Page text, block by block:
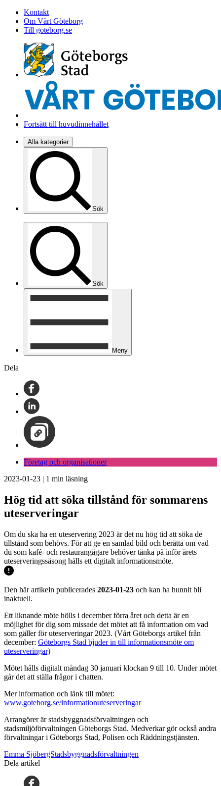
Kontakt
Om Vårt Göteborg
Till goteborg.se
Fortsätt till huvudinnehållet
Alla kategorier
Sök
Sök
Meny
Dela
Företag och organisationer
2023-01-23 | 1 min läsning
Hög tid att söka tillstånd för sommarens
uteserveringar
Om du ska ha en uteservering 2023 är det nu hög tid att söka de
tillstånd som behövs. För att ge en samlad bild och berätta om vad
du som kafé- och restaurangägare behöver tänka på inför årets
uteserveringssäsong hålls ett digitalt informationsmöte.
Den här artikeln publicerades 2023-01-23 och kan ha hunnit bli
inaktuell.
Ett liknande möte hölls i december förra året och detta är en
möjlighet för dig som missade det mötet att få information om vad
som gäller för uteserveringar 2023. (Vårt Göteborgs artikel från
december: Göteborgs Stad bjuder in till informationsmöte om
uteserveringar)
Mötet hålls digitalt måndag 30 januari klockan 9 till 10. Under mötet
går det att ställa frågor i chatten.
Mer information och länk till mötet:
www.goteborg.se/informationuteserveringar
Arrangörer är stadsbyggnadsförvaltningen och
stadsmiljöförvaltningen Göteborgs Stad. Medverkar gör också andra
förvaltningar i Göteborgs Stad, Polisen och Räddningstjänsten.
Emma SjöbergStadsbyggnadsförvaltningen
Dela artikel